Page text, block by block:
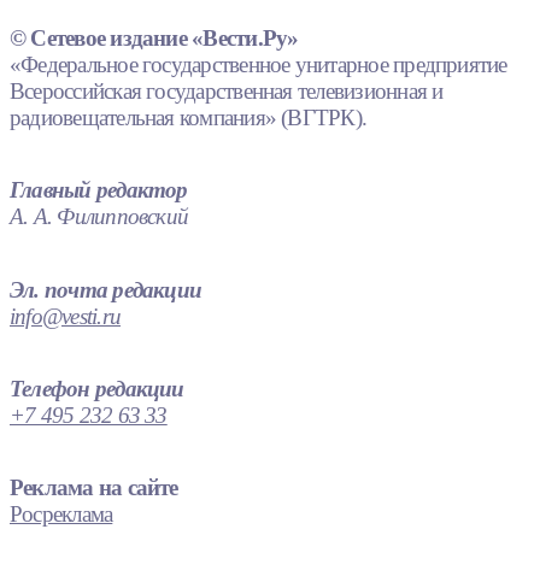
© Сетевое издание «Вести.Ру»
«Федеральное государственное унитарное предприятие
Всероссийская государственная телевизионная и
радиовещательная компания» (ВГТРК).
Главный редактор
А. А. Филипповский
Эл. почта редакции
info@vesti.ru
Телефон редакции
+7 495 232 63 33
Реклама на сайте
Росреклама